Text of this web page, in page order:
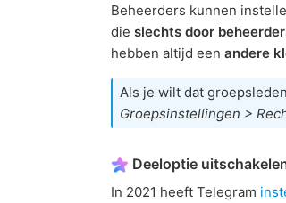
Beheerders kunnen
die slechts door
hebben altijd een andere
Als je wilt dat
Groepsinstellingen >
Deeloptie
In 2021 heeft Telegram